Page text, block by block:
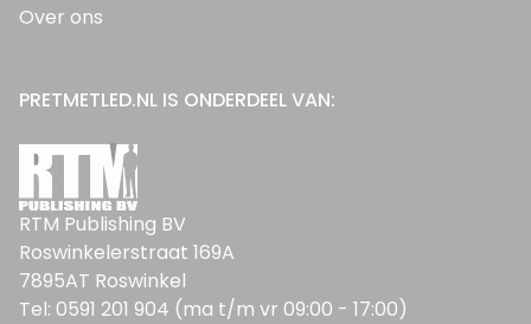
Over ons
PRETMETLED.NL IS ONDERDEEL VAN:
RTM Publishing BV
Roswinkelerstraat 169A
7895AT Roswinkel
Tel: 0591 201 904 (ma t/m vr 09:00 - 17:00)